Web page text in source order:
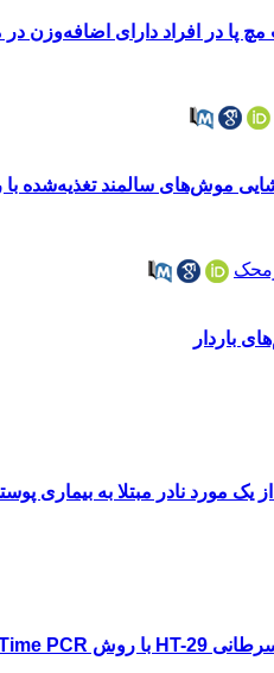
در افراد دارای اضافه‌وزن در
باردار
مورد نادر مبتلا به بیماری